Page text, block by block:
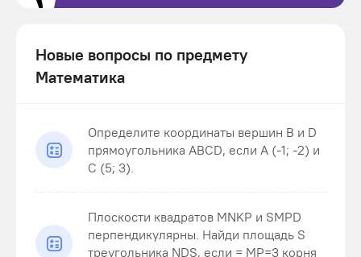
Новые вопросы по предмету
Математика
Определите координаты вершин В и D
прямоугольника ABCD, если А (-1; -2) и
С (5; 3).
Плоскости квадратов MNKP и SMPD
перпендикулярны. Найди площадь S
треугольника NDS , если = MP=3 корня